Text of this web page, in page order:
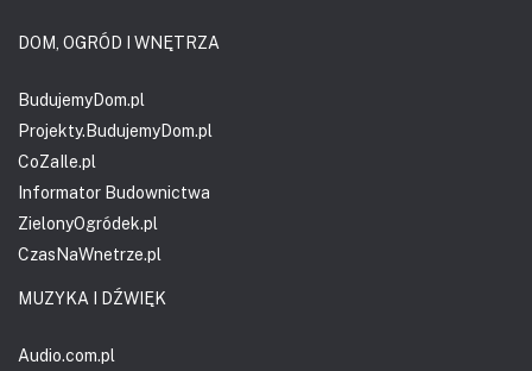
DOM, OGRÓD I WNĘTRZA
BudujemyDom.pl
Projekty.BudujemyDom.pl
CoZaIle.pl
Informator Budownictwa
ZielonyOgródek.pl
CzasNaWnetrze.pl
MUZYKA I DŹWIĘK
Audio.com.pl